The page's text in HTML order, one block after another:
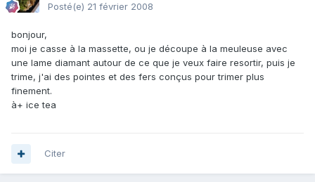
Posté(e) 21 février 2008
bonjour,
moi je casse à la massette, ou je découpe à la meuleuse avec
une lame diamant autour de ce que je veux faire resortir, puis je
trime, j'ai des pointes et des fers conçus pour trimer plus
finement.
à+ ice tea
Citer